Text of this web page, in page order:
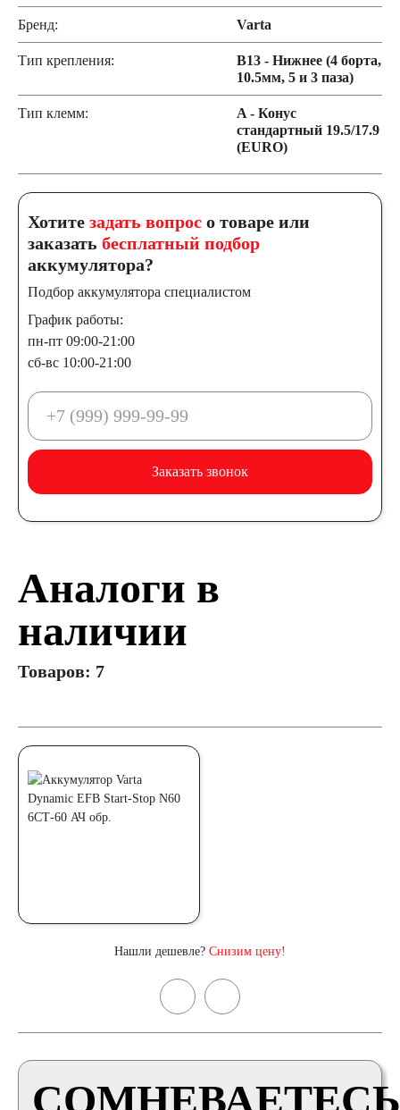
Бренд: Varta
Тип крепления:
B13 - Нижнее (4 борта,
10.5мм, 5 и 3 паза)
Тип клемм:
A - Конус
стандартный 19.5/17.9
(EURO)
Хотите задать вопрос о товаре или
заказать бесплатный подбор
аккумулятора?
Подбор аккумулятора специалистом
График работы:
пн-пт 09:00-21:00
сб-вс 10:00-21:00
Заказать звонок
Аналоги в
наличии
Товаров: 7
Нашли дешевле? Снизим цену!